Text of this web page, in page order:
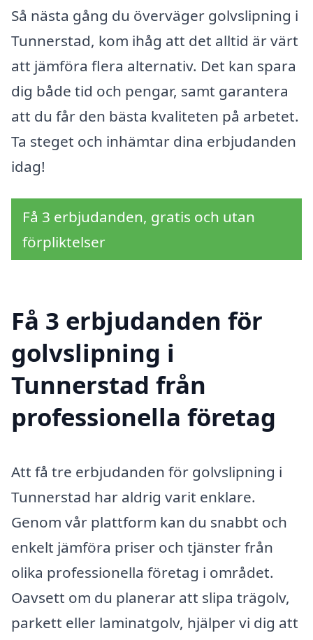
Så nästa gång du överväger golvslipning i
Tunnerstad, kom ihåg att det alltid är värt
att jämföra flera alternativ. Det kan spara
dig både tid och pengar, samt garantera
att du får den bästa kvaliteten på arbetet.
Ta steget och inhämtar dina erbjudanden
idag!
Få 3 erbjudanden, gratis och utan
förpliktelser
Få 3 erbjudanden för
golvslipning i
Tunnerstad från
professionella företag
Att få tre erbjudanden för golvslipning i
Tunnerstad har aldrig varit enklare.
Genom vår plattform kan du snabbt och
enkelt jämföra priser och tjänster från
olika professionella företag i området.
Oavsett om du planerar att slipa trägolv,
parkett eller laminatgolv, hjälper vi dig att